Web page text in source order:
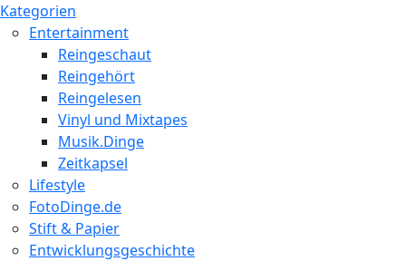
Kategorien
Entertainment
Reingeschaut
Reingehört
Reingelesen
Vinyl und Mixtapes
Musik.Dinge
Zeitkapsel
Lifestyle
FotoDinge.de
Stift & Papier
Entwicklungsgeschichte